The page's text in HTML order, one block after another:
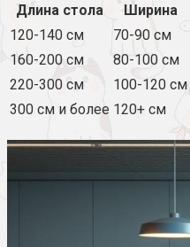
Длина стола Ширина
120-140 см
70-90 см
160-200 см
80-100 см
220-300 см
100-120 см
300 см и более 120+ см